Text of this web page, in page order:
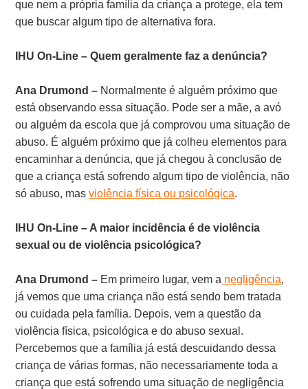
que nem a própria família da criança a protege, ela tem
que buscar algum tipo de alternativa fora.
IHU On-Line – Quem geralmente faz a denúncia?
Ana Drumond – Normalmente é alguém próximo que
está observando essa situação. Pode ser a mãe, a avó
ou alguém da escola que já comprovou uma situação de
abuso. É alguém próximo que já colheu elementos para
encaminhar a denúncia, que já chegou à conclusão de
que a criança está sofrendo algum tipo de violência, não
só abuso, masviolência física ou psicológica.
IHU On-Line – A maior incidência é de violência
sexual ou de violência psicológica?
Ana Drumond – Em primeiro lugar, vem a negligência,
já vemos que uma criança não está sendo bem tratada
ou cuidada pela família. Depois, vem a questão da
violência física, psicológica e do abuso sexual.
Percebemos que a família já está descuidando dessa
criança de várias formas, não necessariamente toda a
criança que está sofrendo uma situação de negligência